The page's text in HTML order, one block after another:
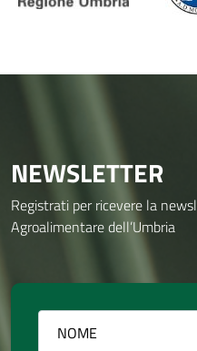
NEWSLETTER
Registrati per ricevere la
Agroalimentare dell’Umbria